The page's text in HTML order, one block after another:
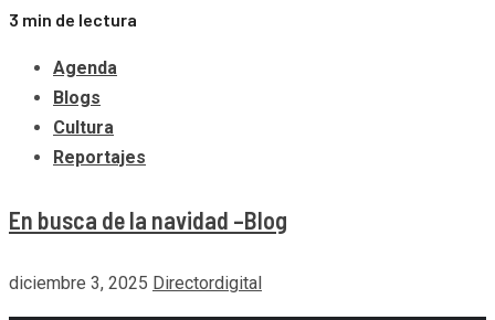
3 min de lectura
Agenda
Blogs
Cultura
Reportajes
En busca de la navidad –Blog
diciembre 3, 2025 Directordigital